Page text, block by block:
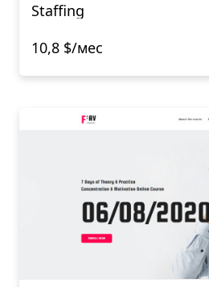
Staffing
10,8 $/мес